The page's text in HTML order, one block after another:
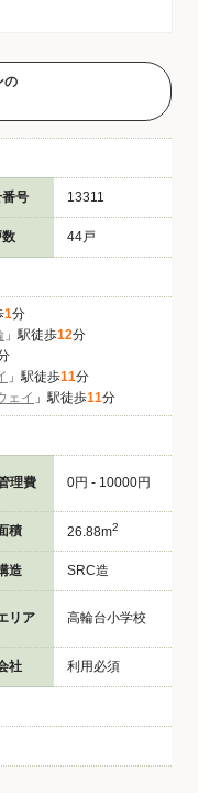
の
番号 13311
44戸
1分
」駅徒歩12分
」駅徒歩11分
ェイ 」駅徒歩11分
理費 0円 - 10000円
積 26.88m2
造 SRC造
リア 高輪台小学校
社 利用必須